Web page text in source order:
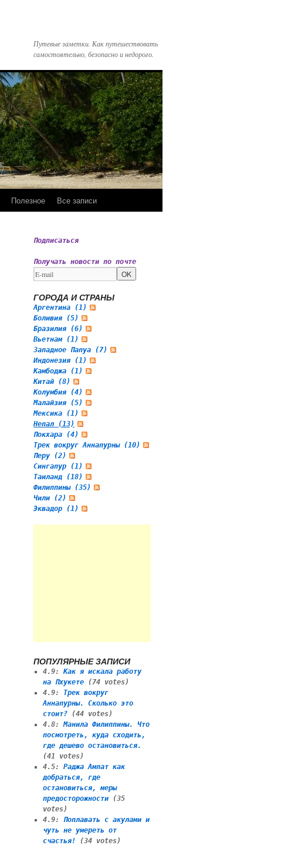
Путевые заметки. Как путешествовать
самостоятельно, безопасно и недорого.
Полезное Все записи
Подписаться
Получать новости по почте
ГОРОДА И СТРАНЫ
Аргентина (1)
Боливия (5)
Бразилия (6)
Вьетнам (1)
Западное Папуа (7)
Индонезия (1)
Камбоджа (1)
Китай (8)
Колумбия (4)
Малайзия (5)
Мексика (1)
Непал (13)
Покхара (4)
Трек вокруг Аннапурны (10)
Перу (2)
Сингапур (1)
Таиланд (18)
Филиппины (35)
Чили (2)
Эквадор (1)
ПОПУЛЯРНЫЕ ЗАПИСИ
4.9: Как я искала работу
на Пхукете
(74 votes)
4.9:
Трек вокруг
Аннапурны. Сколько это
стоит?(44 votes)
4.8:Манила Филиппины. Что
посмотреть, куда сходить,
где дешево остановиться.
(41 votes)
4.5: Раджа Ампат как
добраться, где
остановиться, меры
предосторожности
(35
votes)
4.9: Поплавать с акулами и
чуть не умереть от
счастья! (34 votes)